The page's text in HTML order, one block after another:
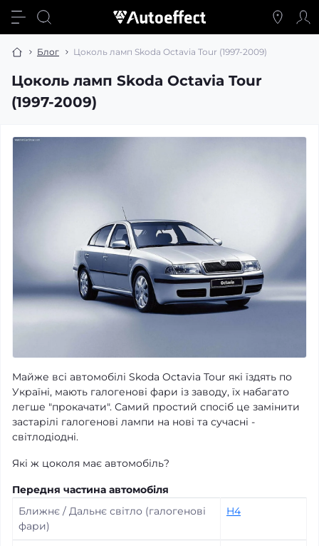
Блог Цоколь ламп Skoda Octavia Tour (1997-2009)
Цоколь ламп Skoda Octavia Tour
(1997-2009)
Майже всі автомобілі Skoda Octavia Tour які їздять по
Україні, мають галогенові фари із заводу, їх набагато
легше "прокачати". Самий простий спосіб це замінити
застарілі галогенові лампи на нові та сучасні -
світлодіодні.
Які ж цоколя має автомобіль?
Передня частина автомобіля
Ближнє / Дальнє світло (галогенові
фари)
H4